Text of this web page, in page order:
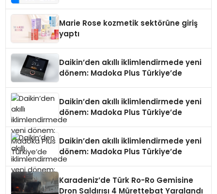
Marie Rose kozmetik sektörüne giriş
yaptı
Daikin’den akıllı iklimlendirmede yeni
dönem: Madoka Plus Türkiye’de
Daikin’den akıllı iklimlendirmede yeni
dönem: Madoka Plus Türkiye’de
Daikin’den akıllı iklimlendirmede yeni
dönem: Madoka Plus Türkiye’de
Karadeniz’de Türk Ro-Ro Gemisine
Dron Saldırısı 4 Mürettebat Yaralandı